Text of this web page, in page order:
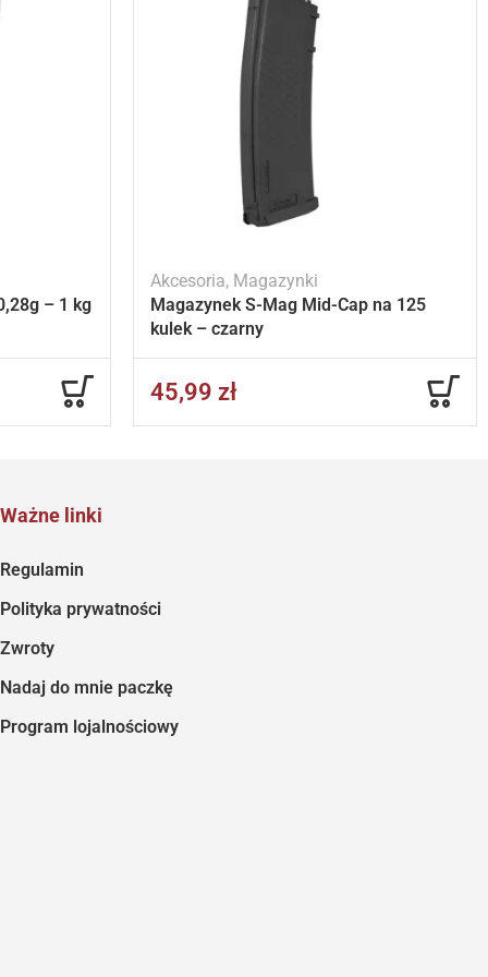
– 1 kg
Akcesoria, Magazynki
Magazynek S-Mag Mid-Cap na 125
kulek – czarny
45,99 zł
Ważne linki
Regulamin
Polityka prywatności
Zwroty
Nadaj do mnie paczkę
Program lojalnościowy